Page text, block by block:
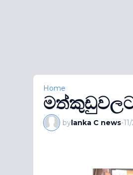
Home
මත්කුඩුවලට
bylanka C news-